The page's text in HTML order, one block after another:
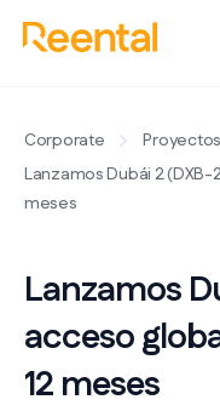
Corporate
Proyectos
Lanzamos Dubái 2 (DXB-
meses
Lanzamos
acceso
12 meses